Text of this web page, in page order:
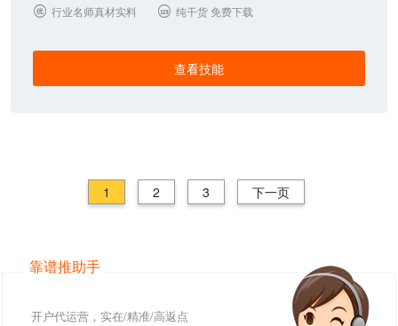
 行业名师真材实料  纯干货 免费下载
查看技能
1 2 3 下一页
靠谱推助手
开户代运营，实在/精准/高返点